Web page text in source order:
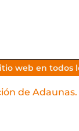
web en todos
de